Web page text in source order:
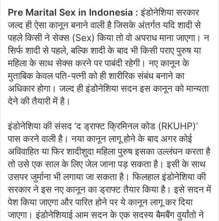
Pre Marital Sex in Indonesia :इंडोनेशिया सरकार
जल्द ही ऐसा कानून बनाने वाली है जिसके अंतर्गत यदि शादी से
पहले किसी ने सेक्स (Sex) किया तो वो अपराध माना जाएगा। न
सिर्फ शादी से पहले, बल्कि शादी के बाद भी किसी पराए पुरुष या
महिला के साथ सेक्स करने पर पाबंदी रहेगी। नए कानून के
मुताबिक केवल पति-पत्नी को ही शारीरिक संबंध बनाने का
अधिकार होगा। जल्द ही इंडोनेशिया सदन इस कानून को मान्यता
देने की तैयारी में है।
इंडोनेशिया की संसद ‘द ड्राफ्ट क्रिमिनल कोड (RKUHP)’
पास करने वाली है। नया कानून लागू होने के बाद अगर कोई
अविवाहित या फिर शादीशुदा महिला पुरुष इसका उल्लंघन करता है
तो उसे एक साल के लिए जेल जाना पड़ सकता है। इसी के साथ
उसपर जुर्माना भी लगाया जा सकता है। फिलहाल इंडोनेशिया की
सरकार ने इस नए कानून का ड्राफ्ट तैयार किया है। इसे सदन में
पेश किया जाएगा और पारित होने पर ये कानून लागू कर दिया
जाएगा। इंडोनेशियाई आम सदन के एक सदस्य बैमबैंग वुर्यांतो ने